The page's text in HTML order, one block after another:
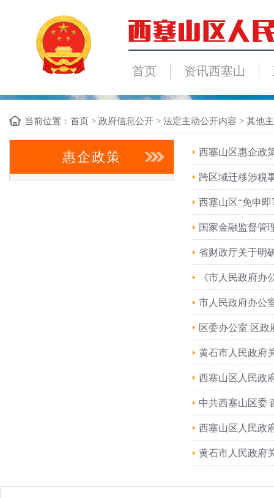
首页 资讯西塞山
当前位置： 首页 > 政府信息公开 > 法定主动公开内容 > 其他
惠企政策 西塞山区惠企政
跨区域迁移涉税
西塞山区“免申
国家金融监督管
省财政厅关于明
《市人民政府
市人民政府办公
区委办公室 区政
黄石市人民政府
西塞山区人民政
中共西塞山区委
西塞山区人民政
黄石市人民政府